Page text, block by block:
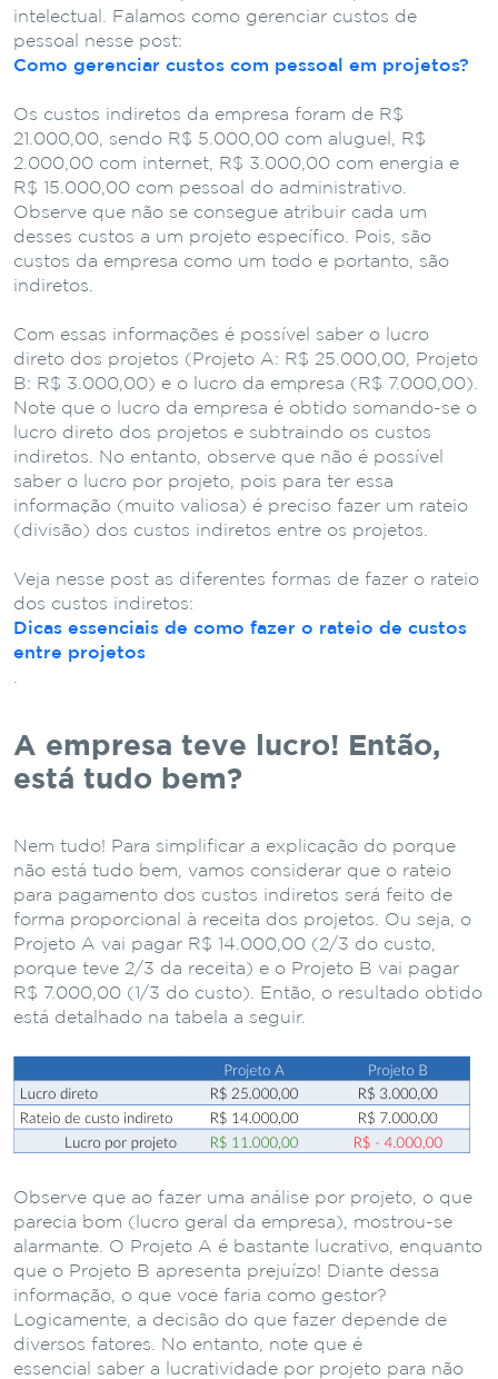
intelectual. Falamos como gerenciar custos de
pessoal nesse post:
Como gerenciar custos com pessoal em projetos?
Os custos indiretos da empresa foram de R$
21.000,00, sendo R$ 5.000,00 com aluguel, R$
2.000,00 com internet, R$ 3.000,00 com energia e
R$ 15.000,00 com pessoal do administrativo.
Observe que não se consegue atribuir cada um
desses custos a um projeto específico. Pois, são
custos da empresa como um todo e portanto, são
indiretos.
Com essas informações é possível saber o lucro
direto dos projetos (Projeto A: R$ 25.000,00, Projeto
B: R$ 3.000,00) e o lucro da empresa (R$ 7.000,00).
Note que o lucro da empresa é obtido somando-se o
lucro direto dos projetos e subtraindo os custos
indiretos. No entanto, observe que não é possível
saber o lucro por projeto, pois para ter essa
informação (muito valiosa) é preciso fazer um rateio
(divisão) dos custos indiretos entre os projetos.
Veja nesse post as diferentes formas de fazer o rateio
dos custos indiretos:
Dicas essenciais de como fazer o rateio de custos
entre projetos
A empresa teve lucro! Então,
está tudo bem?
Nem tudo! Para simplificar a explicação do porque
não está tudo bem, vamos considerar que o rateio
para pagamento dos custos indiretos será feito de
forma proporcional à receita dos projetos. Ou seja, o
Projeto A vai pagar R$ 14.000,00 (2/3 do custo,
porque teve 2/3 da receita) e o Projeto B vai pagar
R$ 7.000,00 (1/3 do custo). Então, o resultado obtido
está detalhado na tabela a seguir.
Observe que ao fazer uma análise por projeto, o que
parecia bom (lucro geral da empresa), mostrou-se
alarmante. O Projeto A é bastante lucrativo, enquanto
que o Projeto B apresenta prejuízo! Diante dessa
informação, o que você faria como gestor?
Logicamente, a decisão do que fazer depende de
diversos fatores. No entanto, note que é
essencial saber a lucratividade por projeto para não